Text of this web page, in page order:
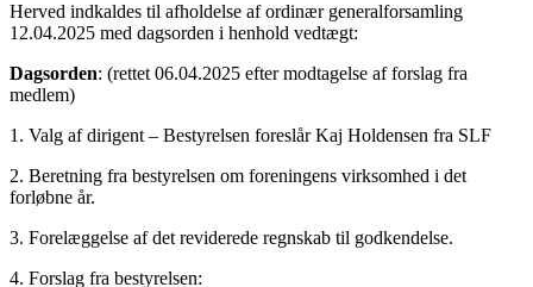
Herved indkaldes til afholdelse af ordinær generalforsamling
12.04.2025 med dagsorden i henhold vedtægt:
Dagsorden: (rettet 06.04.2025 efter modtagelse af forslag fra
medlem)
1. Valg af dirigent – Bestyrelsen foreslår Kaj Holdensen fra SLF
2. Beretning fra bestyrelsen om foreningens virksomhed i det
forløbne år.
3. Forelæggelse af det reviderede regnskab til godkendelse.
4. Forslag fra bestyrelsen: